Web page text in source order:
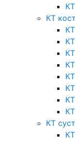
КТ
КТ